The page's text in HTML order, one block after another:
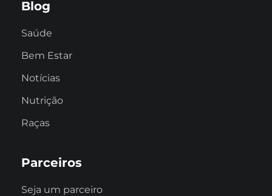
Blog
Saúde
Bem Estar
Notícias
Nutrição
Raças
Parceiros
Seja um parceiro